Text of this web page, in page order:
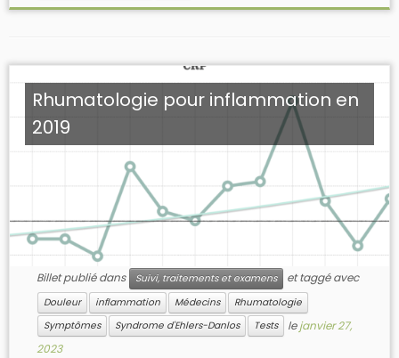
Rhumatologie pour inflammation en
2019
Billet publié dans Suivi, traitements et examens et taggé avec
Douleur inflammation Médecins
Rhumatologie
Symptômes
Syndrome d'Ehlers-Danlos Tests lejanvier 27,
2023